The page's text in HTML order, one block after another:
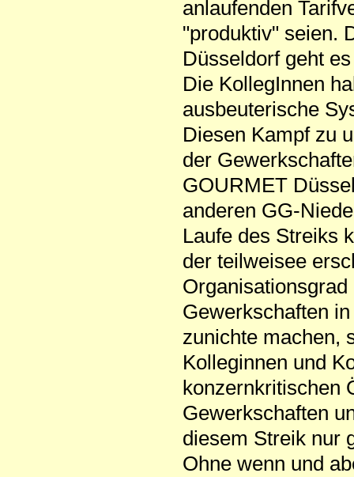
anlaufenden
"produktiv" seien.
Düsseldorf geht
Die KollegInnen
ausbeuterische
Diesen Kampf zu
der
GOURMET
anderen GG-
Laufe des Streiks
der teilweisee
Gewerkschaften
zunichte machen,
Kolleginnen und
konzernkritischen
Gewerkschaften
diesem Streik nur
Ohne wenn und